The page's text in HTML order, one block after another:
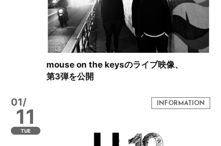
mouse on the keysのライブ映像、
第3弾を公開
01/
11
TUE